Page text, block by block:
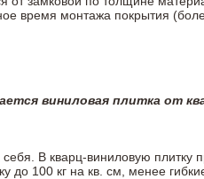
время монтажа покрытия
виниловая плитка от
В кварц-виниловую
до 100 кг на кв. см, менее